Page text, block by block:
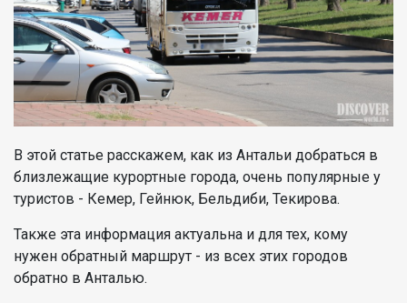
В этой статье расскажем, как из Антальи добраться в
близлежащие курортные города, очень популярные у
туристов - Кемер, Гейнюк, Бельдиби, Текирова.
Также эта информация актуальна и для тех, кому
нужен обратный маршрут - из всех этих городов
обратно в Анталью.